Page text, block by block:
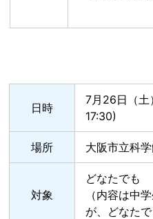
日時
7月26日（
17:30)
場所 大阪市立科
対象
どなたでも
（内容は中
が、どなたで